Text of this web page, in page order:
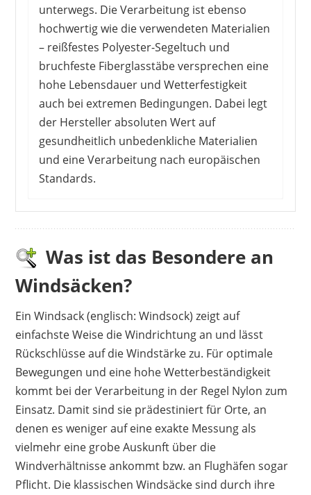
unterwegs. Die Verarbeitung ist ebenso
hochwertig wie die verwendeten Materialien
– reißfestes Polyester-Segeltuch und
bruchfeste Fiberglasstäbe versprechen eine
hohe Lebensdauer und Wetterfestigkeit
auch bei extremen Bedingungen. Dabei legt
der Hersteller absoluten Wert auf
gesundheitlich unbedenkliche Materialien
und eine Verarbeitung nach europäischen
Standards.
Die Meinungen der KäuferInnen scheiden sich
bei diesem Produkt. Die einen beschreiben
sowohl die Verarbeitung als auch das Material
als absolut in Ordnung und damit ein gutes
Preis-Leistungs-Verhältnis. Andere hingegen
und die fehlende Langlebigkeit, da der Stoff
über kurz oder lang reißt. Allen gemein ist die
Feststellung, dass man den Windsack bei einer
festen Installation zusätzlich am Stab fixieren
muss, damit ein Wegfliegen verhindert wird.
Darauf weist allerdings bereits der Hersteller
hin.
Vorteile
auffällige Optik
Was ist das Besondere an
Windsäcken?
Ein Windsack (englisch: Windsock) zeigt auf
einfachste Weise die Windrichtung an und lässt
Rückschlüsse auf die Windstärke zu. Für optimale
Bewegungen und eine hohe Wetterbeständigkeit
kommt bei der Verarbeitung in der Regel Nylon zum
Einsatz. Damit sind sie prädestiniert für Orte, an
denen es weniger auf eine exakte Messung als
vielmehr eine grobe Auskunft über die
Windverhältnisse ankommt bzw. an Flughäfen sogar
Pflicht. Die klassischen Windsäcke sind durch ihre